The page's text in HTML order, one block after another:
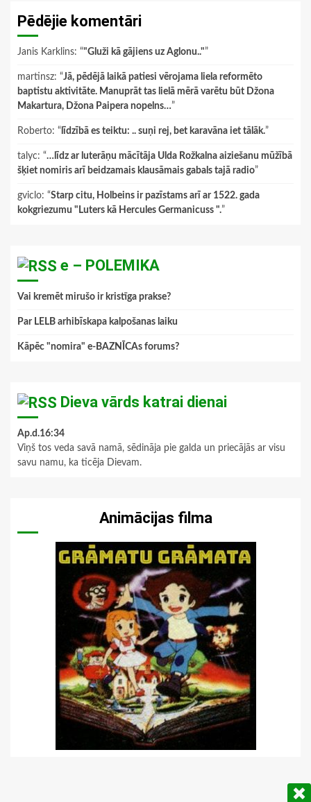
Pēdējie komentāri
Janis Karklins: “"Gluži kā gājiens uz Aglonu.."”
martinsz: “Jā, pēdējā laikā patiesi vērojama liela reformēto
baptistu aktivitāte. Manuprāt tas lielā mērā varētu būt Džona
Makartura, Džona Paipera nopelns…”
Roberto: “ līdzībā es teiktu: .. suņi rej, bet karavāna iet tālāk.”
talyc: “…līdz ar luterāņu mācītāja Ulda Rožkalna aiziešanu mūžībā
šķiet nomiris arī beidzamais klausāmais gabals tajā radio”
gviclo: “Starp citu, Holbeins ir pazīstams arī ar 1522. gada
kokgriezumu "Luters kā Hercules Germanicuss ".”
e – POLEMIKA
Vai kremēt mirušo ir kristīga prakse?
Par LELB arhibīskapa kalpošanas laiku
Kāpēc "nomira" e-BAZNĪCAs forums?
Dieva vārds katrai dienai
Ap.d.16:34
Viņš tos veda savā namā, sēdināja pie galda un priecājās ar visu
savu namu, ka ticēja Dievam.
Animācijas filma